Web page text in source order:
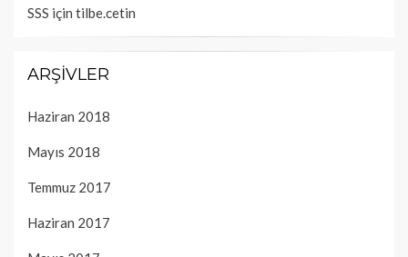
SSS için tilbe.cetin
ARŞIVLER
Haziran 2018
Mayıs 2018
Temmuz 2017
Haziran 2017